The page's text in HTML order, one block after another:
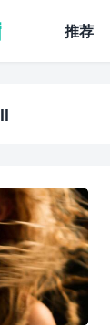
推荐